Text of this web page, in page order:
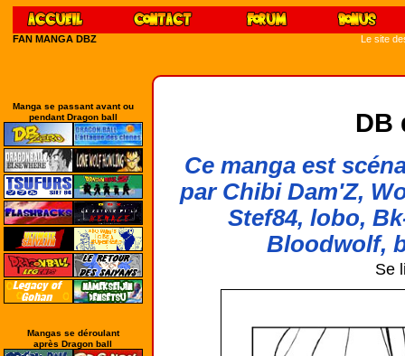
FAN MANGA DBZ Le site
Manga se passant avant ou
pendant Dragon ball
Mangas se déroulant
après Dragon ball
DB
Ce manga est
par Chibi Dam'Z,
Stef84, lobo,
Bloodwolf,
Se